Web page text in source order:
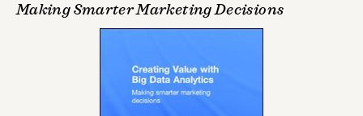
Making Smarter Marketing Decisions